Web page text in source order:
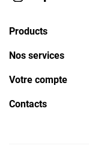
Products
Nos services
Votre compte
Contacts